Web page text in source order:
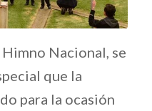
Nacional, se
que la
para la ocasión